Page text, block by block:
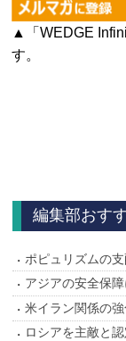
▲「WEDGE
す。
編集部おす
ポピュリズムの
アジアの安全保
米イラン関係の
ロシアを主敵と